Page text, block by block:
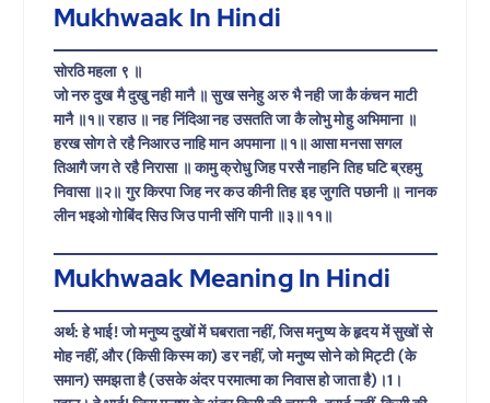
Mukhwaak In Hindi
सोरठि महला ९ ॥
जो नरु दुख मै दुखु नही मानै ॥ सुख सनेहु अरु भै नही जा कै कंचन माटी
मानै ॥१॥ रहाउ ॥ नह निंदिआ नह उसतति जा कै लोभु मोहु अभिमाना ॥
हरख सोग ते रहै निआरउ नाहि मान अपमाना ॥१॥ आसा मनसा सगल
तिआगै जग ते रहै निरासा ॥ कामु क्रोधु जिह परसै नाहनि तिह घटि ब्रहमु
निवासा ॥२॥ गुर किरपा जिह नर कउ कीनी तिह इह जुगति पछानी ॥ नानक
लीन भइओ गोबिंद सिउ जिउ पानी संगि पानी ॥३॥११॥
Mukhwaak Meaning In Hindi
अर्थ: हे भाई! जो मनुष्य दुखों में घबराता नहीं, जिस मनुष्य के हृदय में सुखों से
मोह नहीं, और (किसी किस्म का) डर नहीं, जो मनुष्य सोने को मिट्टी (के
समान) समझता है (उसके अंदर परमात्मा का निवास हो जाता है)।1।